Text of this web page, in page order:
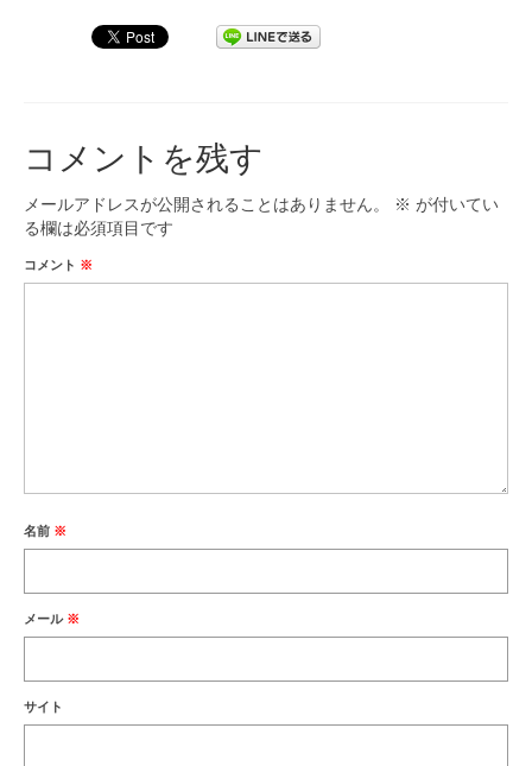
団員専用ページ
コメントを残す
メールアドレスが公開されることはありません。 ※ が付いてい
る欄は必須項目です
コメント ※
名前 ※
メール ※
サイト